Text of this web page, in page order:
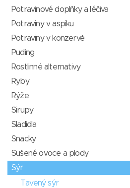
Potravinové doplňky a léčiva
Potraviny v aspiku
Potraviny v konzervě
Puding
Rostlinné alternativy
Ryby
Rýže
Sirupy
Sladidla
Snacky
Sušené ovoce a plody
Sýr
Tavený sýr